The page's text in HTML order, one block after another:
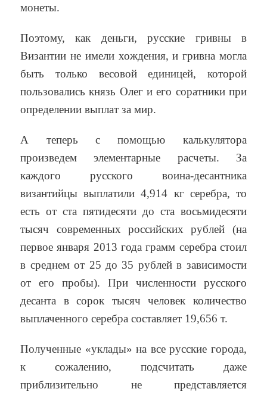
монеты.
Поэтому, как деньги, русские гривны в
Византии не имели хождения, и гривна могла
быть только весовой единицей, которой
пользовались князь Олег и его соратники при
определении выплат за мир.
А теперь с помощью калькулятора
произведем элементарные расчеты. За
каждого русского воина-десантника
византийцы выплатили 4,914 кг серебра, то
есть от ста пятидесяти до ста восьмидесяти
тысяч современных российских рублей (на
первое января 2013 года грамм серебра стоил
в среднем от 25 до 35 рублей в зависимости
от его пробы). При численности русского
десанта в сорок тысяч человек количество
выплаченного серебра составляет 19,656 т.
Полученные «уклады» на все русские города,
к сожалению, подсчитать даже
приблизительно не представляется